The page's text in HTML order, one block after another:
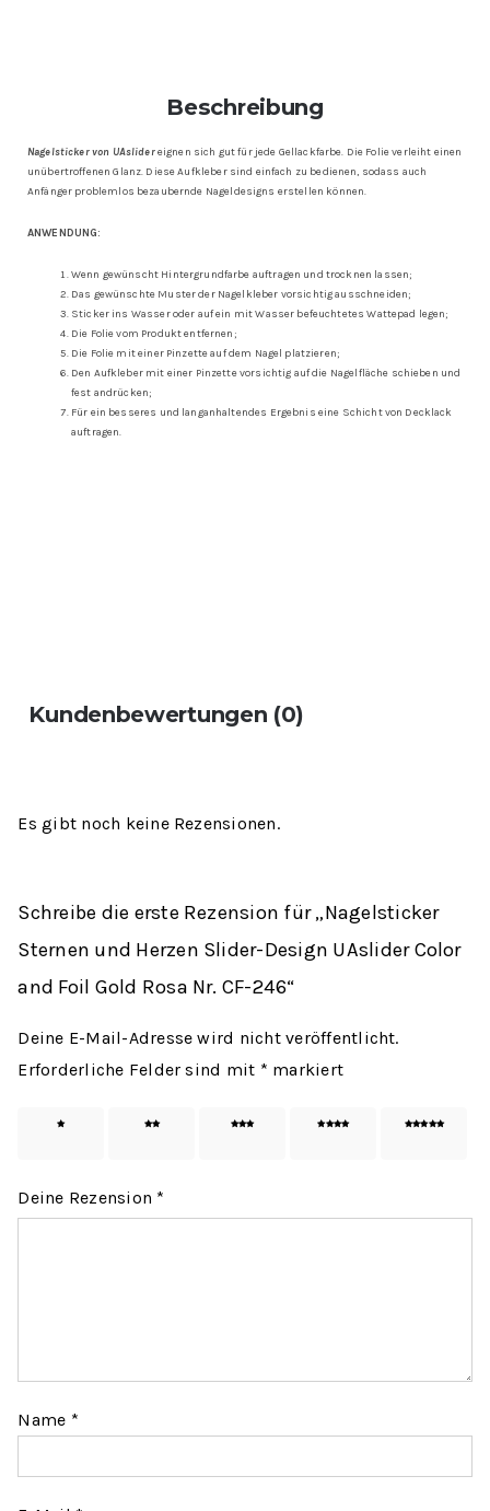
Beschreibung
Nagelsticker von UAslidereignen sich gut für jede Gellackfarbe. Die Folie verleiht einen
unübertroffenen Glanz. Diese Aufkleber sind einfach zu bedienen, sodass auch
Anfänger problemlos bezaubernde Nageldesigns erstellen können.
ANWENDUNG:
Wenn gewünscht Hintergrundfarbe auftragen und trocknen lassen;
Das gewünschte Muster der Nagelkleber vorsichtig ausschneiden;
Sticker ins Wasser oder auf ein mit Wasser befeuchtetes Wattepad legen;
Die Folie vom Produkt entfernen;
Die Folie mit einer Pinzette auf dem Nagel platzieren;
Den Aufkleber mit einer Pinzette vorsichtig auf die Nagelfläche schieben und
fest andrücken;
Für ein besseres und langanhaltendes Ergebnis eine Schicht von Decklack
auftragen.
Kundenbewertungen (0)
Es gibt noch keine Rezensionen.
Schreibe die erste Rezension für „Nagelsticker
Sternen und Herzen Slider-Design UAslider Color
and Foil Gold Rosa Nr. CF-246“
Deine E-Mail-Adresse wird nicht veröffentlicht.
Erforderliche Felder sind mit * markiert
1 von
2 von
3 von
4 von
5 von
Deine Rezension *
Name *